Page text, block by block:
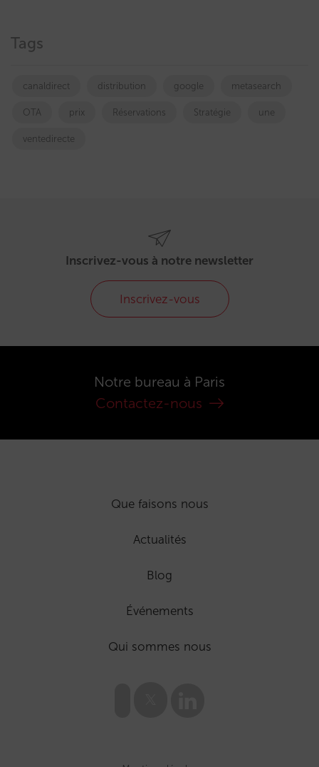
Tags
canaldirect distribution google metasearch
OTA prix Réservations Stratégie une
ventedirecte
Inscrivez-vous à notre newsletter
Inscrivez-vous
Notre bureau à Paris
Contactez-nous
Que faisons nous
Actualités
Blog
Événements
Qui sommes nous